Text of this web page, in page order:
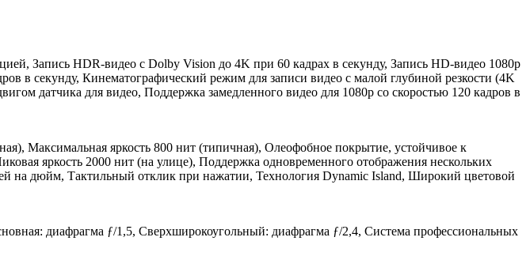
Запись HDR-видео с Dolby Vision до 4K при 60 кадрах в секунду, Запись HD-видео 1080p
в секунду, Кинематографический режим для записи видео с малой глубиной резкости (4K
датчика для видео, Поддержка замедленного видео для 1080p со скоростью 120 кадров в
Максимальная яркость 800 нит (типичная), Олеофобное покрытие, устойчивое к
яркость 2000 нит (на улице), Поддержка одновременного отображения нескольких
на дюйм, Тактильный отклик при нажатии, Технология Dynamic Island, Широкий цветовой
диафрагма ƒ/1,5, Сверхширокоугольный: диафрагма ƒ/2,4, Система профессиональных